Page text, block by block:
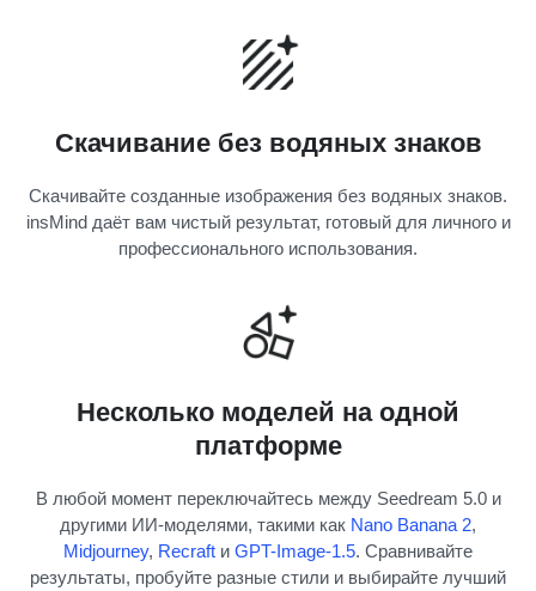
Скачивание без водяных знаков
Скачивайте созданные изображения без водяных знаков.
insMind даёт вам чистый результат, готовый для личного и
профессионального использования.
Несколько моделей на одной
платформе
В любой момент переключайтесь между Seedream 5.0 и
другими ИИ-моделями, такими как Nano Banana 2,
Midjourney, Recraft и GPT-Image-1.5. Сравнивайте
результаты, пробуйте разные стили и выбирайте лучший